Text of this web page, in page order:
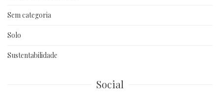
Sem categoria
Solo
Sustentabilidade
Social